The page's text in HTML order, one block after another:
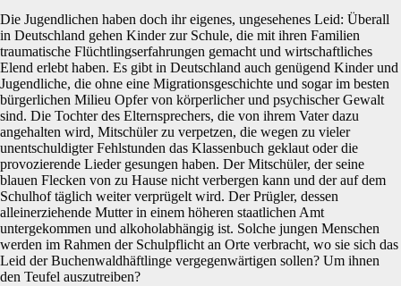
Die Jugendlichen haben doch ihr eigenes, ungesehenes Leid: Überall
in Deutschland gehen Kinder zur Schule, die mit ihren Familien
traumatische Flüchtlingserfahrungen gemacht und wirtschaftliches
Elend erlebt haben. Es gibt in Deutschland auch genügend Kinder und
Jugendliche, die ohne eine Migrationsgeschichte und sogar im besten
bürgerlichen Milieu Opfer von körperlicher und psychischer Gewalt
sind. Die Tochter des Elternsprechers, die von ihrem Vater dazu
angehalten wird, Mitschüler zu verpetzen, die wegen zu vieler
unentschuldigter Fehlstunden das Klassenbuch geklaut oder die
provozierende Lieder gesungen haben. Der Mitschüler, der seine
blauen Flecken von zu Hause nicht verbergen kann und der auf dem
Schulhof täglich weiter verprügelt wird. Der Prügler, dessen
alleinerziehende Mutter in einem höheren staatlichen Amt
untergekommen und alkoholabhängig ist. Solche jungen Menschen
werden im Rahmen der Schulpflicht an Orte verbracht, wo sie sich das
Leid der Buchenwaldhäftlinge vergegenwärtigen sollen? Um ihnen
den Teufel auszutreiben?